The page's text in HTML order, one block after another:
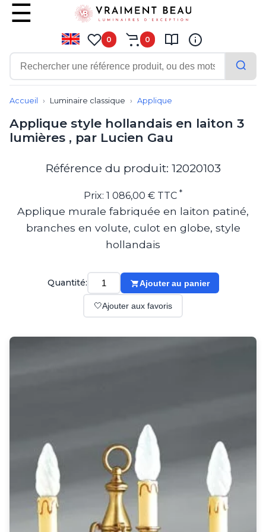
0 0
Contemporain
Applique
Eclairage tableau
Lampadaire
Lampe de table
Montagne
Plafonnier
Lustre
Tapis contemporain
Tapis en peau
Enfants
Luminaire enfant
Autres
Accueil Luminaire classique Applique
Applique style hollandais en laiton 3
lumières , par Lucien Gau
Référence du produit: 12020103
Prix: 1 086,00 € TTC *
Applique murale fabriquée en laiton patiné,
branches en volute, culot en globe, style
hollandais
Quantité: Ajouter au panier
🤍Ajouter aux favoris